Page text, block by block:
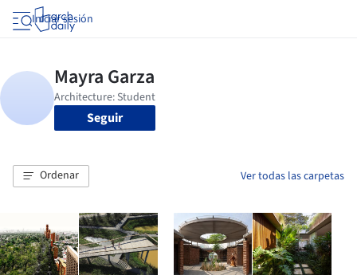
Iniciar sesión
Seguir
Ordenar Ver todas las carpetas